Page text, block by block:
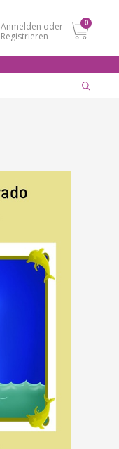
Anmelden oder
Registrieren
0